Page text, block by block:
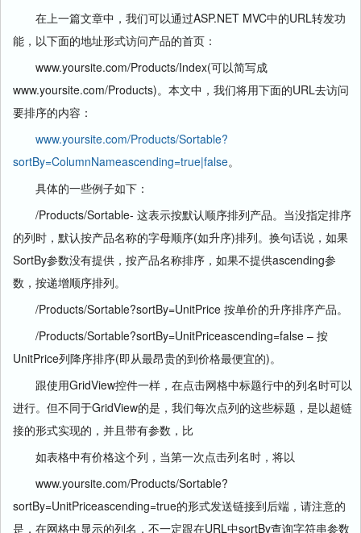
在上一篇文章中，我们可以通过ASP.NET MVC中的URL转发功
能，以下面的地址形式访问产品的首页：
www.yoursite.com/Products/Index(可以简写成
www.yoursite.com/Products)。本文中，我们将用下面的URL去访问
要排序的内容：
www.yoursite.com/Products/Sortable?
sortBy=ColumnNameascending=true|false。
具体的一些例子如下：
/Products/Sortable- 这表示按默认顺序排列产品。当没指定排序
的列时，默认按产品名称的字母顺序(如升序)排列。换句话说，如果
SortBy参数没有提供，按产品名称排序，如果不提供ascending参
数，按递增顺序排列。
/Products/Sortable?sortBy=UnitPrice 按单价的升序排序产品。
/Products/Sortable?sortBy=UnitPriceascending=false – 按
UnitPrice列降序排序(即从最昂贵的到价格最便宜的)。
跟使用GridView控件一样，在点击网格中标题行中的列名时可以
进行。但不同于GridView的是，我们每次点列的这些标题，是以超链
接的形式实现的，并且带有参数，比
如表格中有价格这个列，当第一次点击列名时，将以
www.yoursite.com/Products/Sortable?
sortBy=UnitPriceascending=true的形式发送链接到后端，请注意的
是，在网格中显示的列名，不一定跟在URL中sortBy查询字符串参数